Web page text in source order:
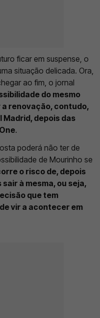
ficar em suspense, o
situação delicada. Ora,
ao fim, o jornal
do mesmo
renovação, contudo,
Madrid, depois das
.
poderá não ter de
de Mourinho se
o risco de, depois
à mesma, ou seja,
que tem
vir a acontecer em